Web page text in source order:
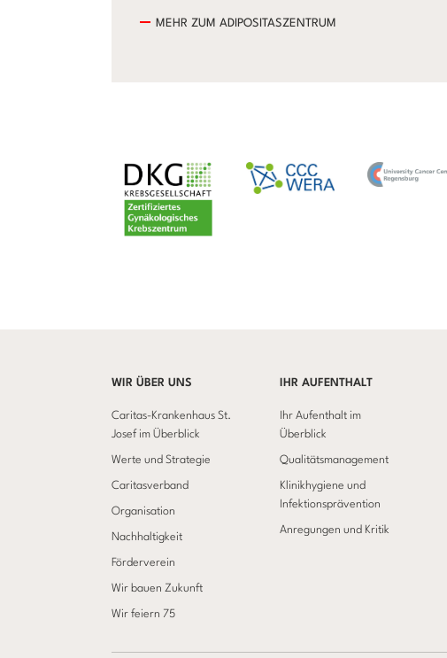
MEHR ZUM ADIPOSITASZENTRUM
WIR ÜBER UNS
Caritas-Krankenhaus St.
Josef im Überblick
Werte und Strategie
Caritasverband
Organisation
Nachhaltigkeit
Förderverein
Wir bauen Zukunft
Wir feiern 75
IHR AUFENTHALT
Ihr Aufenthalt im
Überblick
Qualitätsmanagement
Klinikhygiene und
Infektionsprävention
Anregungen und Kritik